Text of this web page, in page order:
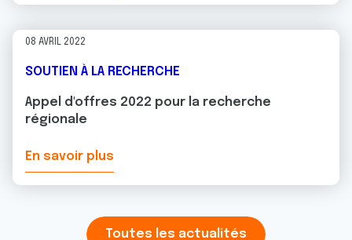
08 AVRIL 2022
SOUTIEN À LA RECHERCHE
Appel d'offres 2022 pour la recherche
régionale
En savoir plus
Toutes les actualités